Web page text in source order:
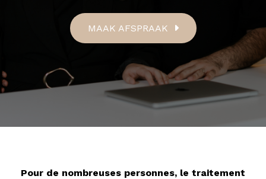
MAAK AFSPRAAK
Pour de nombreuses personnes, le traitement